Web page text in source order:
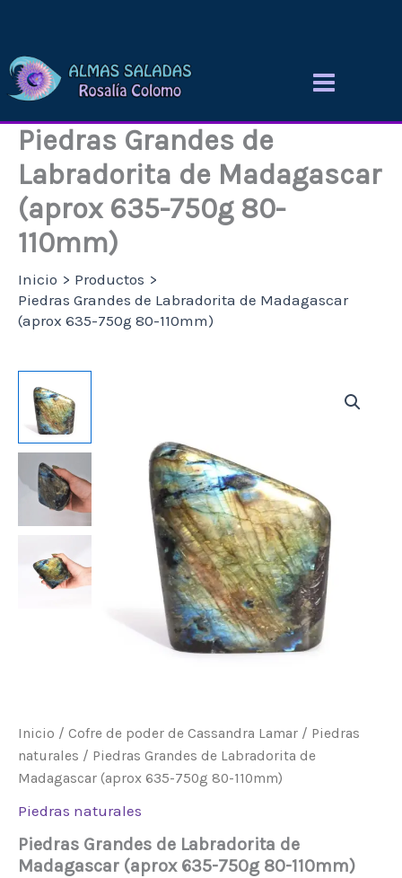
contenido
Piedras Grandes de
Labradorita de Madagascar
(aprox 635-750g 80-
110mm)
Inicio
Productos
Piedras Grandes de Labradorita de Madagascar
(aprox 635-750g 80-110mm)
Inicio / Cofre de poder de Cassandra Lamar / Piedras
naturales / Piedras Grandes de Labradorita de
Madagascar (aprox 635-750g 80-110mm)
Piedras naturales
Piedras Grandes de Labradorita de
Madagascar (aprox 635-750g 80-110mm)
Grandes
Labradorita
de
Madagascar
(aprox
635-
110mm)
cantidad